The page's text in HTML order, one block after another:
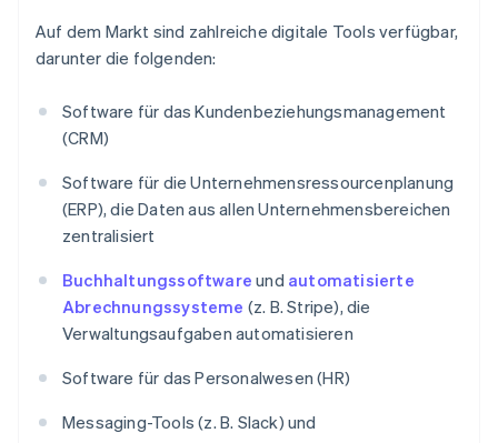
Auf dem Markt sind zahlreiche digitale Tools verfügbar,
darunter die folgenden:
Software für das Kundenbeziehungsmanagement
(CRM)
Software für die Unternehmensressourcenplanung
(ERP), die Daten aus allen Unternehmensbereichen
zentralisiert
Buchhaltungssoftware und automatisierte
Abrechnungssysteme (z. B. Stripe), die
Verwaltungsaufgaben automatisieren
Software für das Personalwesen (HR)
Messaging-Tools (z. B. Slack) und